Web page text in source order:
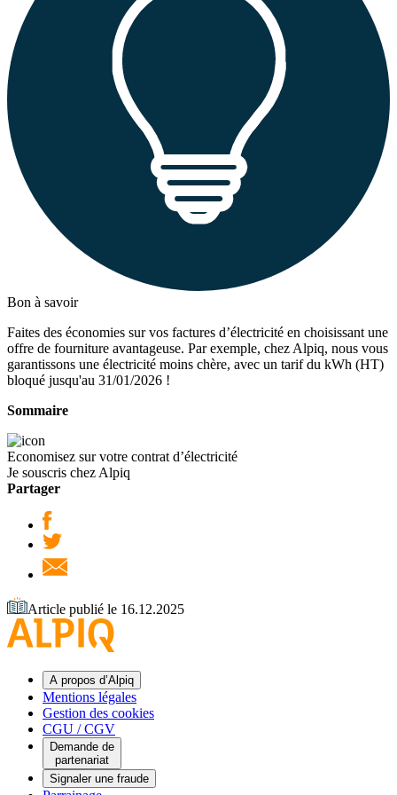
Bon à savoir
Faites des économies sur vos factures d’électricité en choisissant une
offre de fourniture avantageuse. Par exemple, chez Alpiq, nous vous
garantissons une électricité moins chère, avec un tarif du kWh (HT)
bloqué jusqu'au 31/01/2026 !
Sommaire
Economisez sur votre contrat d’électricité
Je souscris chez Alpiq
Partager
Article publié le 16.12.2025
A propos d’Alpiq
Mentions légales
Gestion des cookies
CGU / CGV
Demande de
partenariat
Signaler une fraude